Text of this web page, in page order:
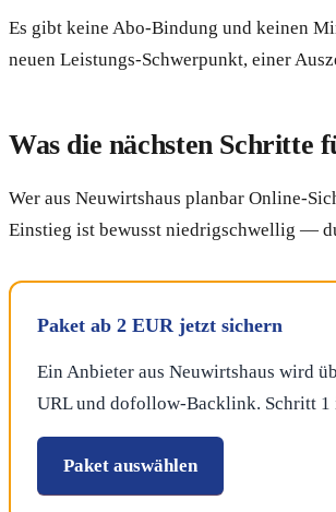
Es gibt keine Abo-Bindung und keinen
neuen Leistungs-Schwerpunkt, einer
Was die nächsten Schritte
Wer aus Neuwirtshaus planbar Online-
Einstieg ist bewusst niedrigschwellig —
Paket ab 2 EUR jetzt sichern
Ein Anbieter aus Neuwirtshaus wird
URL und dofollow-Backlink. Schritt 1
Paket auswählen